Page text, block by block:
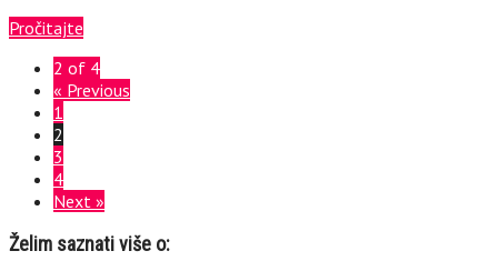
Pročitajte
2 of 4
« Previous
1
2
3
4
Next »
Želim saznati više o: